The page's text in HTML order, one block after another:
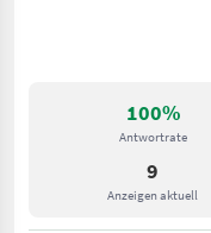
100%
Antwortrate
9
Anzeigen aktuell